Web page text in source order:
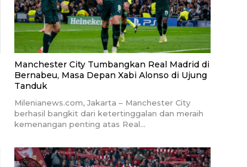
Manchester City Tumbangkan Real Madrid di
Bernabeu, Masa Depan Xabi Alonso di Ujung
Tanduk
Milenianews.com, Jakarta – Manchester City
berhasil bangkit dari ketertinggalan dan meraih
kemenangan penting atas Real…